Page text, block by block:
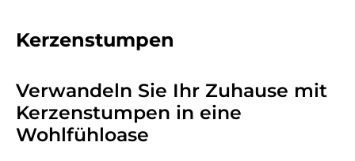
Kerzenstumpen
Verwandeln Sie Ihr Zuhause mit
Kerzenstumpen in eine
Wohlfühloase